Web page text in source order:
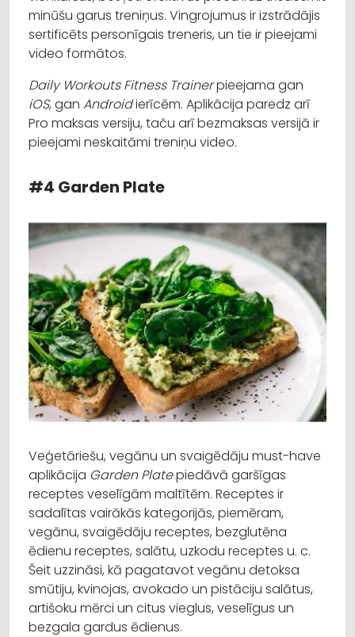
minūšu garus treniņus. Vingrojumus ir izstrādājis
sertificēts personīgais treneris, un tie ir pieejami
video formātos.
Daily Workouts Fitness Trainerpieejama gan
iOS, gan Androidierīcēm. Aplikācija paredz arī
Pro maksas versiju, taču arī bezmaksas versijā ir
pieejami neskaitāmi treniņu video.
#4 Garden Plate
Veģetāriešu, vegānu un svaigēdāju must-have
aplikācija Garden Platepiedāvā garšīgas
receptes veselīgām maltītēm. Receptes ir
sadalītas vairākās kategorijās, piemēram,
vegānu, svaigēdāju receptes, bezglutēna
ēdienu receptes, salātu, uzkodu receptes u. c.
Šeit uzzināsi, kā pagatavot vegānu detoksa
smūtiju, kvinojas, avokado un pistāciju salātus,
artišoku mērci un citus vieglus, veselīgus un
bezgala gardus ēdienus.